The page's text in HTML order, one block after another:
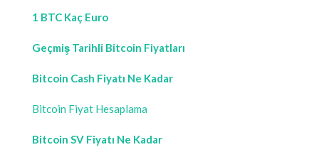
1 BTC Kaç Euro
Geçmiş Tarihli Bitcoin Fiyatları
Bitcoin Cash Fiyatı Ne Kadar
Bitcoin Fiyat Hesaplama
Bitcoin SV Fiyatı Ne Kadar